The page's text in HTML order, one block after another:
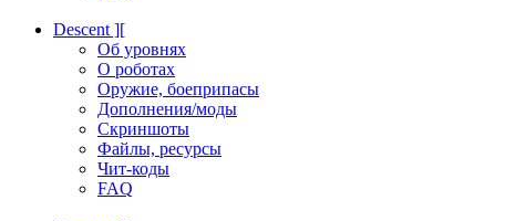
Descent ][
Об уровнях
О роботах
Оружие, боеприпасы
Дополнения/моды
Скриншоты
Файлы, ресурсы
Чит-коды
FAQ